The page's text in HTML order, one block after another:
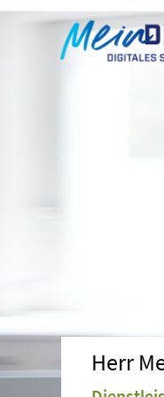
Digitales
Zur Hauptnavigation
Zum Inhalt
Zum Footer
Herr